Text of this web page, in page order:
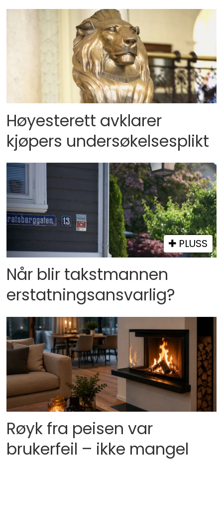
Høyesterett avklarer
kjøpers undersøkelsesplikt
PLUSS
Når blir takstmannen
erstatningsansvarlig?
Røyk fra peisen var
brukerfeil – ikke mangel